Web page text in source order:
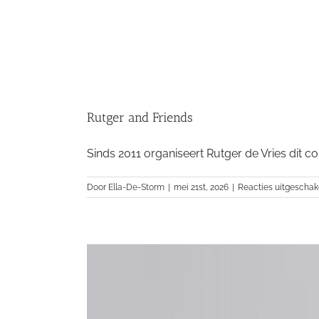
Rutger and Friends
Sinds 2011 organiseert Rutger de Vries dit
Door Ella-De-Storm mei 21st, 2026 Reacties